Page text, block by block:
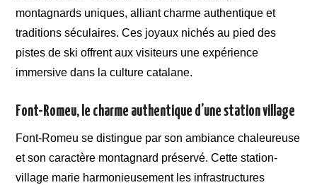
montagnards uniques, alliant charme authentique et
traditions séculaires. Ces joyaux nichés au pied des
pistes de ski offrent aux visiteurs une expérience
immersive dans la culture catalane.
Font-Romeu, le charme authentique d’une station village
Font-Romeu se distingue par son ambiance chaleureuse
et son caractère montagnard préservé. Cette station-
village marie harmonieusement les infrastructures